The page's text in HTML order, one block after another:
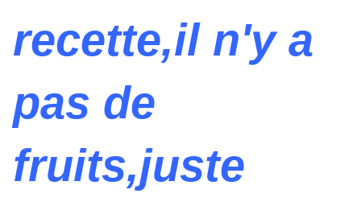
recette,il n'y a
pas de
fruits,juste